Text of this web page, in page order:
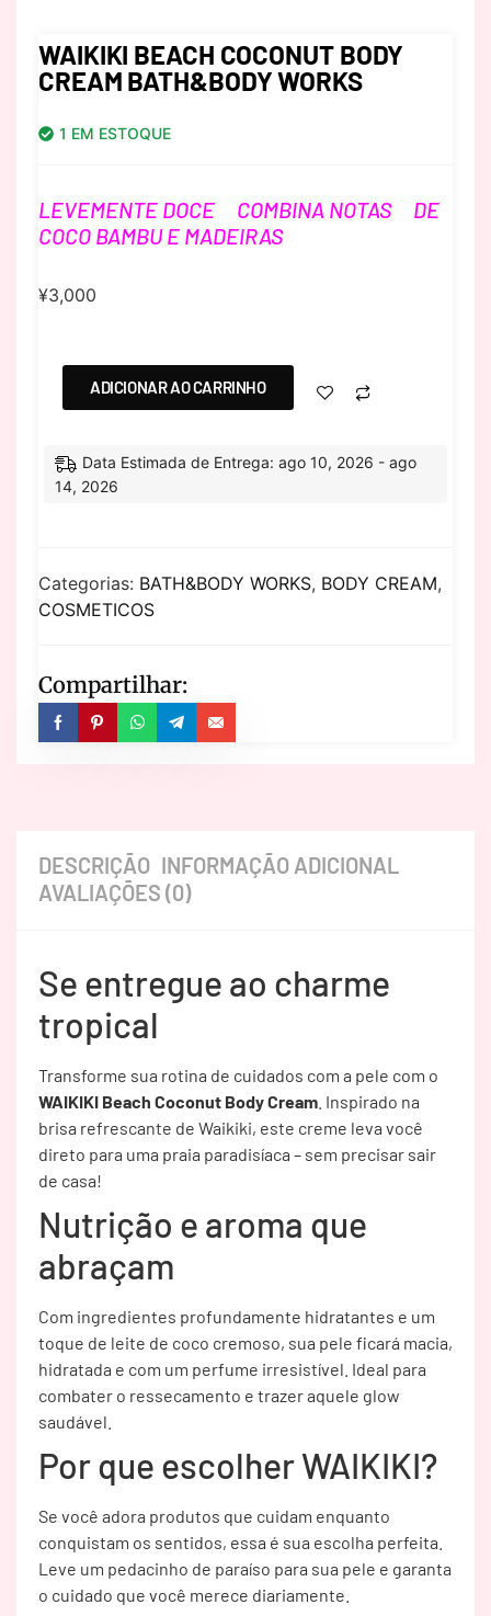
WAIKIKI BEACH COCONUT BODY
CREAM BATH&BODY WORKS
1 EM ESTOQUE
LEVEMENTE DOCE COMBINA NOTAS DE
COCO BAMBU E MADEIRAS
¥3,000
ADICIONAR AO CARRINHO
Data Estimada de Entrega: ago 10, 2026 - ago
14, 2026
Categorias: BATH&BODY WORKS, BODY CREAM,
COSMETICOS
Compartilhar:
DESCRIÇÃO INFORMAÇÃO ADICIONAL
AVALIAÇÕES (0)
Se entregue ao charme
tropical
Transforme sua rotina de cuidados com a pele com o
WAIKIKI Beach Coconut Body Cream . Inspirado na
brisa refrescante de Waikiki, este creme leva você
direto para uma praia paradisíaca – sem precisar sair
de casa!
Nutrição e aroma que
abraçam
Com ingredientes profundamente hidratantes e um
toque de leite de coco cremoso, sua pele ficará macia,
hidratada e com um perfume irresistível. Ideal para
combater o ressecamento e trazer aquele glow
saudável.
Por que escolher WAIKIKI?
Se você adora produtos que cuidam enquanto
conquistam os sentidos, essa é sua escolha perfeita.
Leve um pedacinho de paraíso para sua pele e garanta
o cuidado que você merece diariamente.